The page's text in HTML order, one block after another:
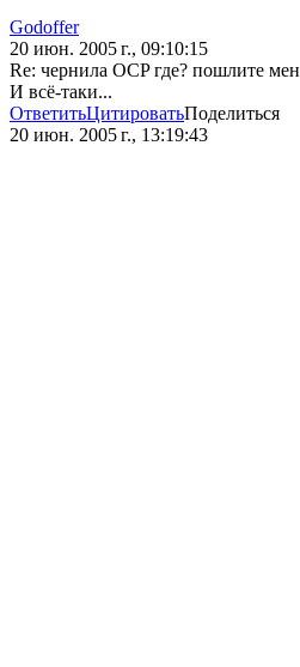
Godoffer
20 июн. 2005 г., 09:10:15
Re: чернила OCP где? пошлите
И всё-таки...
ОтветитьЦитироватьПоделиться
20 июн. 2005 г., 13:19:43